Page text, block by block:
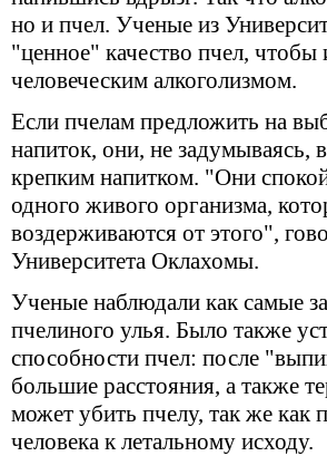
но и пчел. Ученые из
"ценное" качество пчел,
человеческим алкоголизмом.
Если пчелам предложить на
напиток, они, не задумываясь,
крепким напитком. "Они
одного живого организма,
воздерживаются от этого",
Университета Оклахомы.
Ученые наблюдали как самые
пчелиного улья. Было также
способности пчел: после
большие расстояния, а также
может убить пчелу, так же как
человека к летальному исходу.